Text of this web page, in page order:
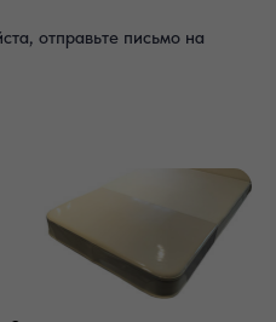
отправьте письмо на
до 10 лет,
службы.